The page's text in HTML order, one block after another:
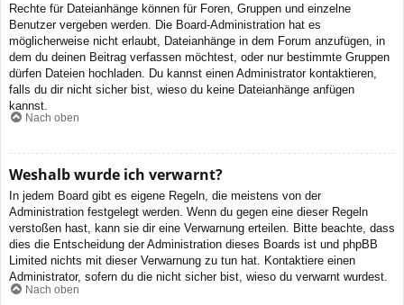
Rechte für Dateianhänge können für Foren, Gruppen und einzelne
Benutzer vergeben werden. Die Board-Administration hat es
möglicherweise nicht erlaubt, Dateianhänge in dem Forum anzufügen, in
dem du deinen Beitrag verfassen möchtest, oder nur bestimmte Gruppen
dürfen Dateien hochladen. Du kannst einen Administrator kontaktieren,
falls du dir nicht sicher bist, wieso du keine Dateianhänge anfügen
kannst.
Nach oben
Weshalb wurde ich verwarnt?
In jedem Board gibt es eigene Regeln, die meistens von der
Administration festgelegt werden. Wenn du gegen eine dieser Regeln
verstoßen hast, kann sie dir eine Verwarnung erteilen. Bitte beachte, dass
dies die Entscheidung der Administration dieses Boards ist und phpBB
Limited nichts mit dieser Verwarnung zu tun hat. Kontaktiere einen
Administrator, sofern du die nicht sicher bist, wieso du verwarnt wurdest.
Nach oben